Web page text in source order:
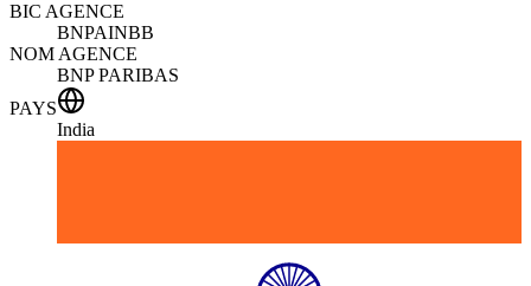
BIC AGENCE
BNPAINBB
NOM AGENCE
BNP PARIBAS
PAYS
India